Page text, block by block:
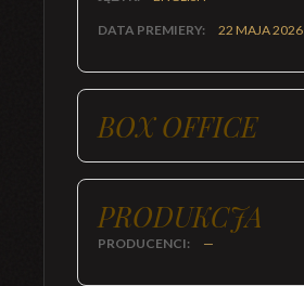
DATA PREMIERY: 22 MAJA 2026
BOX OFFICE
PRODUKCJA
PRODUCENCI: —